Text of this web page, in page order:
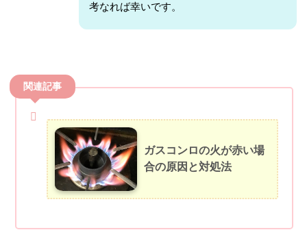
考なれば幸いです。
関連記事
ガスコンロの火が赤い場
合の原因と対処法